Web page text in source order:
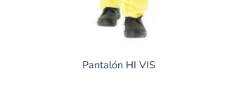
Pantalón HI VIS